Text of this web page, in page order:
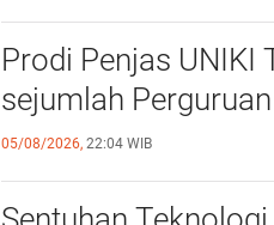
Prodi Penjas UNIKI
sejumlah
05/08/2026, 22:04 WIB